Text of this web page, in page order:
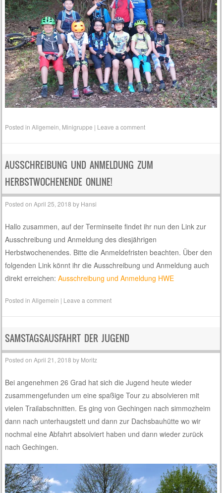
Posted inAllgemein Minigruppe | Leave a comment
AUSSCHREIBUNG UND ANMELDUNG ZUM
HERBSTWOCHENENDE ONLINE!
Posted onApril 25, 2018 by Hansi
Hallo zusammen, auf der Terminseite findet ihr nun den Link zur
Ausschreibung und Anmeldung des diesjährigen
Herbstwochenendes. Bitte die Anmeldefristen beachten. Über den
folgenden Link könnt ihr die Ausschreibung und Anmeldung auch
direkt erreichen:Ausschreibung und Anmeldung HWE
Posted inAllgemein | Leave a comment
SAMSTAGSAUSFAHRT DER JUGEND
Posted onApril 21, 2018 by Moritz
Bei angenehmen 26 Grad hat sich die Jugend heute wieder
zusammengefunden um eine spaßige Tour zu absolvieren mit
vielen Trailabschnitten. Es ging von Gechingen nach simmozheim
dann nach unterhaugstett und dann zur Dachsbauhütte wo wir
nochmal eine Abfahrt absolviert haben und dann wieder zurück
nach Gechingen.